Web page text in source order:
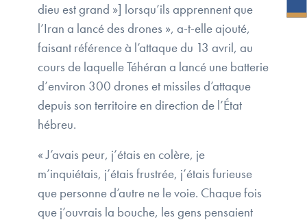
dieu est grand »] lorsqu’ils apprennent que
l’Iran a lancé des drones », a-t-elle ajouté,
faisant référence à l’attaque du 13 avril, au
cours de laquelle Téhéran a lancé une batterie
d’environ 300 drones et missiles d’attaque
depuis son territoire en direction de l’État
hébreu.
« J’avais peur, j’étais en colère, je
m’inquiétais, j’étais frustrée, j’étais furieuse
que personne d’autre ne le voie. Chaque fois
que j’ouvrais la bouche, les gens pensaient